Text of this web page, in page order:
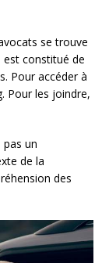
se trouve
est constitué de
Pour accéder à
Pour les joindre,
un
de la
des